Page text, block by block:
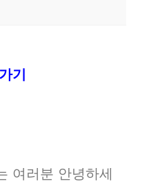
기
여러분 안녕하세